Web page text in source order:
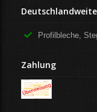
Profilbleche,
Zahlung